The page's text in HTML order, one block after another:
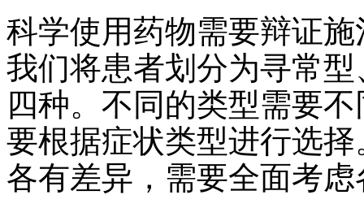
科学使用药物需要辩证
我们将患者划分为寻常
四种。不同的类型需要
要根据症状类型进行选
各有差异，需要全面考